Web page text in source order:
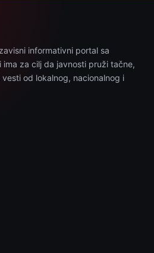
informativni portal sa
ima za cilj da javnosti pruži tačne,
od lokalnog, nacionalnog i